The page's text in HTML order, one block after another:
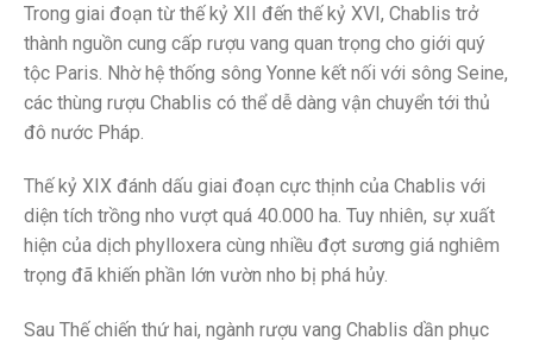
Trong giai đoạn từ thế kỷ XII đến thế kỷ XVI, Chablis trở
thành nguồn cung cấp rượu vang quan trọng cho giới quý
tộc Paris. Nhờ hệ thống sông Yonne kết nối với sông Seine,
các thùng rượu Chablis có thể dễ dàng vận chuyển tới thủ
đô nước Pháp.
Thế kỷ XIX đánh dấu giai đoạn cực thịnh của Chablis với
diện tích trồng nho vượt quá 40.000 ha. Tuy nhiên, sự xuất
hiện của dịch phylloxera cùng nhiều đợt sương giá nghiêm
trọng đã khiến phần lớn vườn nho bị phá hủy.
Sau Thế chiến thứ hai, ngành rượu vang Chablis dần phục